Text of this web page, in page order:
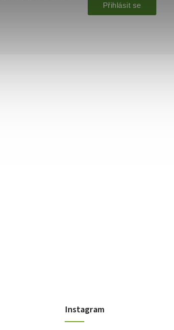
Přihlásit se
Instagram